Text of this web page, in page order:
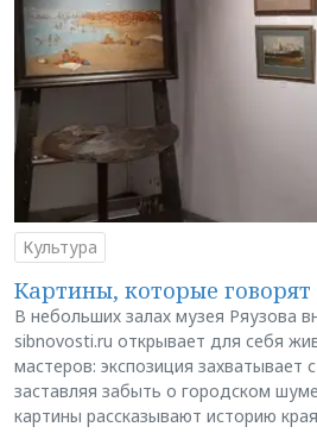
Культура
Картины, которые
В небольших залах музея Ряузова
sibnovosti.ru открывает для себя
мастеров: экспозиция захватывает
заставляя забыть о городском
картины рассказывают историю